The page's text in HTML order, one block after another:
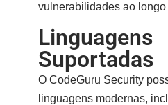
vulnerabilidades ao longo
Linguagens
Suportadas
O CodeGuru Security
linguagens modernas,